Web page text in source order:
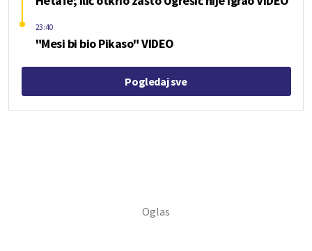
"Mesi bi bio Pikaso" VIDEO
23:40
Pogledaj sve